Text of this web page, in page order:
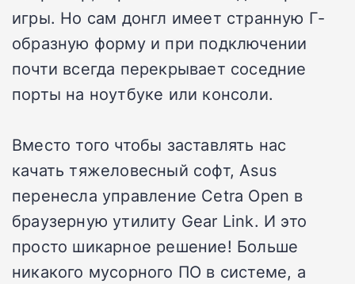
игры. Но сам донгл имеет странную Г-
образную форму и при подключении
почти всегда перекрывает соседние
порты на ноутбуке или консоли.
Вместо того чтобы заставлять нас
качать тяжеловесный софт, Asus
перенесла управление Cetra Open в
браузерную утилиту Gear Link. И это
просто шикарное решение! Больше
никакого мусорного ПО в системе, а